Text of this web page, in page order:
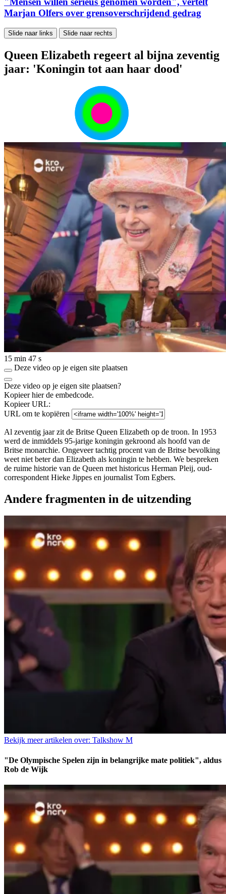
Marjan Olfers over grensoverschrijdend gedrag
Slide naar links Slide naar rechts
Queen Elizabeth regeert al bijna zeventig
jaar: 'Koningin tot aan haar dood'
15 min 47 s
Deze video op je eigen site plaatsen
Deze video op je eigen site plaatsen?
Kopieer hier de embedcode.
Kopieer URL:
URL om te kopiëren
Al zeventig jaar zit de Britse Queen Elizabeth op de troon. In 1953
werd de inmiddels 95-jarige koningin gekroond als hoofd van de
Britse monarchie. Ongeveer tachtig procent van de Britse bevolking
weet niet beter dan Elizabeth als koningin te hebben. We bespreken
de ruime historie van de Queen met historicus Herman Pleij, oud-
correspondent Hieke Jippes en journalist Tom Egbers.
Andere fragmenten in de uitzending
Bekijk meer artikelen over: Talkshow M
"De Olympische Spelen zijn in belangrijke mate politiek", aldus
Rob de Wijk